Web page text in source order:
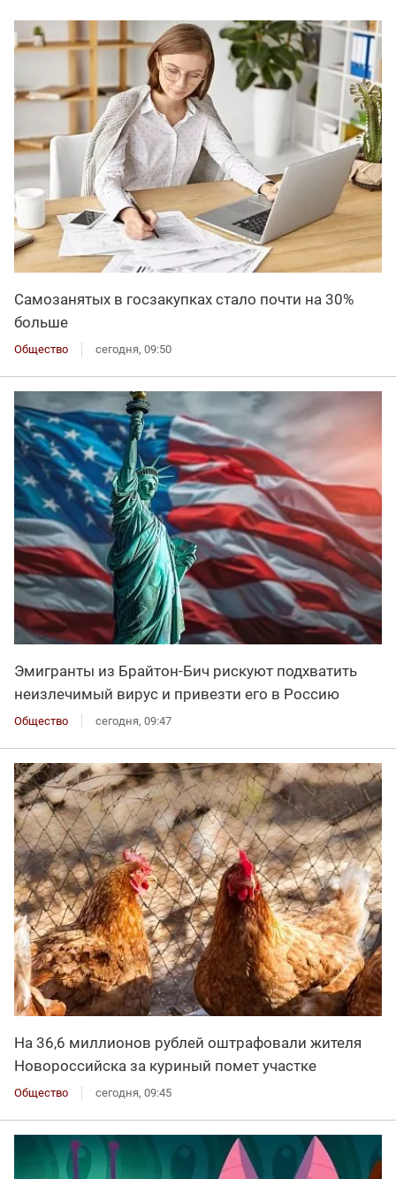
Самозанятых в госзакупках стало почти на 30%
больше
Общество сегодня, 09:50
Эмигранты из Брайтон-Бич рискуют подхватить
неизлечимый вирус и привезти его в Россию
Общество сегодня, 09:47
На 36,6 миллионов рублей оштрафовали жителя
Новороссийска за куриный помет участке
Общество сегодня, 09:45